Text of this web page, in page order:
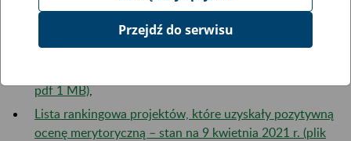
ocenę merytoryczną – stan na 24 sierpnia 2021 r. (plik
Lista rankingowa projektów, które uzyskały pozytywną
pdf 1 MB),
Lista rankingowa projektów, które uzyskały pozytywną
ocenę merytoryczną – stan na 9 kwietnia 2021 r. (plik
Przejdź do serwisu